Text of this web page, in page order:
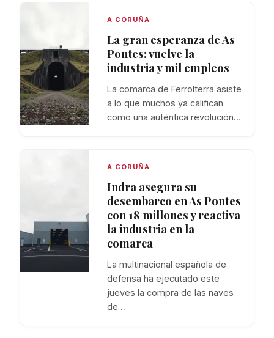
A CORUÑA
La gran esperanza de As
Pontes: vuelve la
industria y mil empleos
La comarca de Ferrolterra asiste
a lo que muchos ya califican
como una auténtica revolución…
A CORUÑA
Indra asegura su
desembarco en As Pontes
con 18 millones y reactiva
la industria en la
comarca
La multinacional española de
defensa ha ejecutado este
jueves la compra de las naves
de…